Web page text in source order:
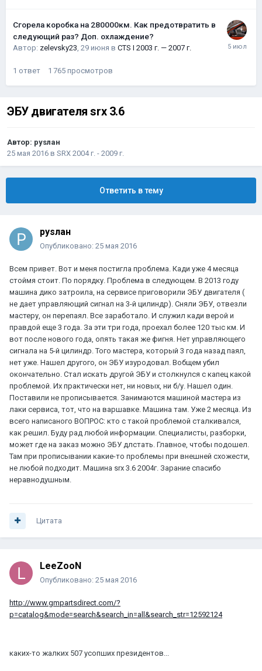
Сгорела коробка на 280000км. Как предотвратить в
следующий раз? Доп. охлаждение?
Автор: zelevsky23, 29 июня в CTS I 2003 г. — 2007 г.
1 ответ 1 765 просмотров
ЭБУ двигателя srx 3.6
Автор: руsлан
25 мая 2016 в SRX 2004 г. - 2009 г.
Ответить в тему
руsлан
Опубликовано: 25 мая 2016
Всем привет. Вот и меня постигла проблема. Кади уже 4 месяца
стоймя стоит. По порядку. Проблема в следующем. В 2013 году
машина дико затроила, на сервисе приговорили ЭБУ двигателя (
не дает управляющий сигнал на 3-й цилиндр). Сняли ЭБУ, отвезли
мастеру, он перепаял. Все заработало. И служил кади верой и
правдой еще 3 года. За эти три года, проехал более 120 тыс км. И
вот после нового года, опять такая же фигня. Нет управляющего
сигнала на 5-й цилиндр. Того мастера, который 3 года назад паял,
нет уже. Нашел другого, он ЭБУ изуродовал. Вобщем убил
окончательно. Стал искать другой ЭБУ и столкнулся с капец какой
проблемой. Их практически нет, ни новых, ни б/у. Нашел один.
Поставили не прописывается. Занимаются машиной мастера из
лаки сервиса, тот, что на варшавке. Машина там. Уже 2 месяца. Из
всего написаного ВОПРОС: кто с такой проблемой сталкивался,
как решил. Буду рад любой информации. Специалисты, разборки,
может где на заказ можно ЭБУ длстать. Главное, чтобы подошел.
Там при прописывании какие-то проблемы при внешней схожести,
не любой подходит. Машина srx 3.6 2004г. Зарание спасибо
неравнодушным.
Цитата
LeeZooN
Опубликовано: 25 мая 2016
http://www.gmpartsdirect.com/?
p=catalog&mode=search&search_in=all&search_str=12592124
каких-то жалких 507 усопших президентов...